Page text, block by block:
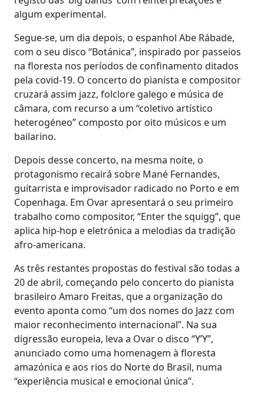
algum experimental.
Segue-se, um dia depois, o espanhol Abe Rábade,
com o seu disco “Botánica”, inspirado por passeios
na floresta nos períodos de confinamento ditados
pela covid-19. O concerto do pianista e compositor
cruzará assim jazz, folclore galego e música de
câmara, com recurso a um “coletivo artístico
heterogéneo” composto por oito músicos e um
bailarino.
Depois desse concerto, na mesma noite, o
protagonismo recairá sobre Mané Fernandes,
guitarrista e improvisador radicado no Porto e em
Copenhaga. Em Ovar apresentará o seu primeiro
trabalho como compositor, “Enter the squigg”, que
aplica hip-hop e eletrónica a melodias da tradição
afro-americana.
As três restantes propostas do festival são todas a
20 de abril, começando pelo concerto do pianista
brasileiro Amaro Freitas, que a organização do
evento aponta como “um dos nomes do Jazz com
maior reconhecimento internacional”. Na sua
digressão europeia, leva a Ovar o disco “Y’Y”,
anunciado como uma homenagem à floresta
amazónica e aos rios do Norte do Brasil, numa
“experiência musical e emocional única”.